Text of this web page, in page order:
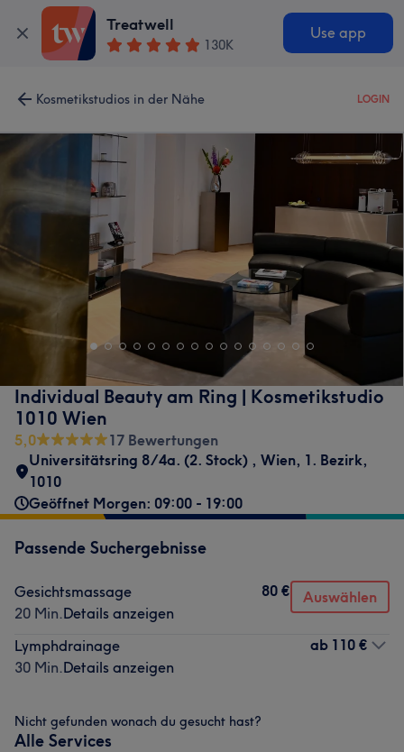
Treatwell
130K
Use app
Kosmetikstudios in der Nähe LOGIN
Individual Beauty am Ring | Kosmetikstudio
1010 Wien
5,0
17 Bewertungen
Universitätsring 8/4a. (2. Stock) , Wien, 1. Bezirk,
1010
Geöffnet Morgen: 09:00 - 19:00
Passende Suchergebnisse
Gesichtsmassage
20 Min.Details anzeigen
80 € Auswählen
Lymphdrainage
30 Min.Details anzeigen
ab 110 €
Nicht gefunden wonach du gesucht hast?
Alle Services